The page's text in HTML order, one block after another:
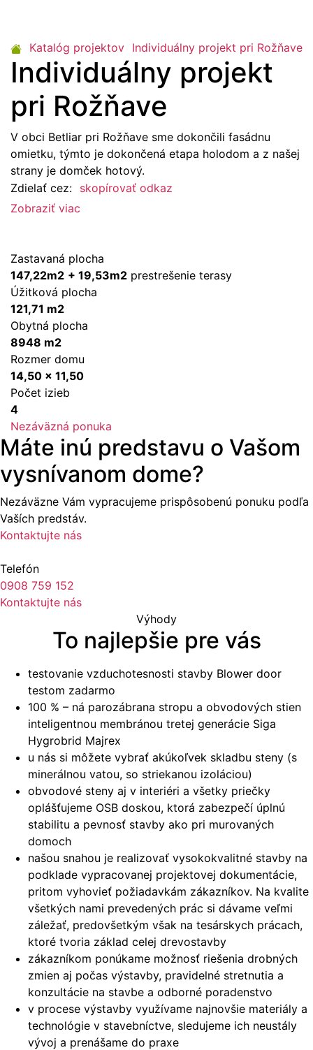
Katalóg projektov Individuálny projekt pri Rožňave
Individuálny projekt
pri Rožňave
V obci Betliar pri Rožňave sme dokončili fasádnu
omietku, týmto je dokončená etapa holodom a z našej
strany je domček hotový.
Zdielať cez: skopírovať odkaz
Zobraziť viac
Zastavaná plocha
147,22m2 + 19,53m2 prestrešenie terasy
Úžitková plocha
121,71 m2
Obytná plocha
8948 m2
Rozmer domu
14,50 x 11,50
Počet izieb
4
Nezáväzná ponuka
Máte inú predstavu o Vašom
vysnívanom dome?
Nezáväzne Vám vypracujeme prispôsobenú ponuku podľa
Vaších predstáv.
Kontaktujte nás
Telefón
0908 759 152
Kontaktujte nás
Výhody
To najlepšie pre vás
testovanie vzduchotesnosti stavby Blower door
testom zadarmo
100 % – ná parozábrana stropu a obvodových stien
inteligentnou membránou tretej generácie Siga
Hygrobrid Majrex
u nás si môžete vybrať akúkoľvek skladbu steny (s
minerálnou vatou, so striekanou izoláciou)
obvodové steny aj v interiéri a všetky priečky
oplášťujeme OSB doskou, ktorá zabezpečí úplnú
stabilitu a pevnosť stavby ako pri murovaných
domoch
našou snahou je realizovať vysokokvalitné stavby na
podklade vypracovanej projektovej dokumentácie,
pritom vyhovieť požiadavkám zákazníkov. Na kvalite
všetkých nami prevedených prác si dávame veľmi
záležať, predovšetkým však na tesárskych prácach,
ktoré tvoria základ celej drevostavby
zákazníkom ponúkame možnosť riešenia drobných
zmien aj počas výstavby, pravidelné stretnutia a
konzultácie na stavbe a odborné poradenstvo
v procese výstavby využívame najnovšie materiály a
technológie v stavebníctve, sledujeme ich neustály
vývoj a prenášame do praxe